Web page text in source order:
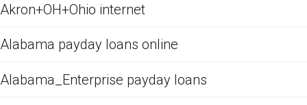
Akron+OH+Ohio internet
Alabama payday loans online
Alabama_Enterprise payday loans